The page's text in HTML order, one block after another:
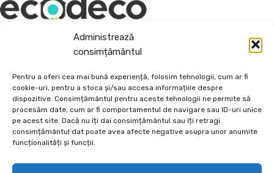
Administrează
consimțământul
Pentru a oferi cea mai bună experiență, folosim tehnologii, cum ar fi
cookie-uri, pentru a stoca și/sau accesa informațiile despre
dispozitive. Consimțământul pentru aceste tehnologii ne permite să
procesăm date, cum ar fi comportamentul de navigare sau ID-uri unice
pe acest site. Dacă nu îți dai consimțământul sau îți retragi
consimțământul dat poate avea afecte negative asupra unor anumite
funcționalități și funcții.
Depozit En-Gross și En-Detail
Piatră Decorativă și Plante Ornamentale
Preturi accesibile, calitate si diversitate.
DE 70, vis-a-vis de Termo Ișalnița, Craiova, Dolj, Romania
+40760973126